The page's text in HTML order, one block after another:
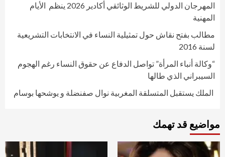
المهرجان الدولي للشريط الوثائقي أكادير 2026 ينظم الأيام
المهنية
مطالب بفتح نقاش حول تمثيلية النساء في الانتخابات التشريعية
لسنة 2016
“وكالة أنباء المرأة” تواصل الدفاع عن حقوق النساء رغم الهجوم
السيبراني الذي طالها
الملك يستقبل المتسلقة المغربية نوال صفنضلة و يوشحها بوسام
مواضيع قد تهمك